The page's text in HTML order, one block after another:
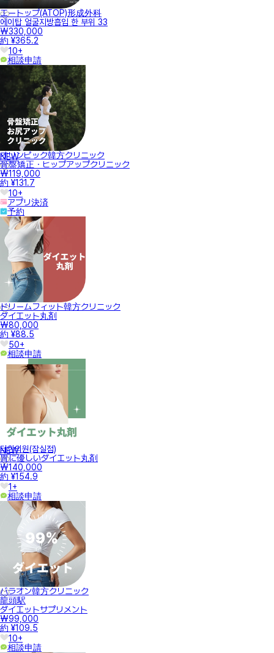
エートップ(ATOP)形成外科
에이탑 얼굴지방흡입 한 부위 33
₩330,000
約 ¥365.2
10+
相談申請
NEW
オリンピック韓方クリニック
骨盤矯正・ヒップアップクリニック
₩119,000
約 ¥131.7
10+
アプリ決済
予約
ドリームフィット韓方クリニック
ダイエット丸剤
₩80,000
約 ¥88.5
50+
相談申請
NEW
터한의원(잠실점)
胃に優しいダイエット丸剤
₩140,000
約 ¥154.9
1+
相談申請
バラオン韓方クリニック
龍頭駅
ダイエットサプリメント
₩99,000
約 ¥109.5
10+
相談申請